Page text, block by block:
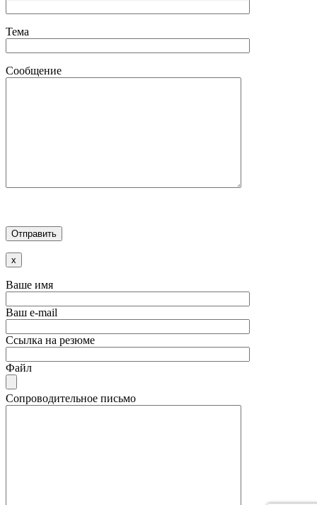
Тема
Сообщение
x
Ваше имя
Ваш e-mail
Ссылка на резюме
Файл
Сопроводительное письмо